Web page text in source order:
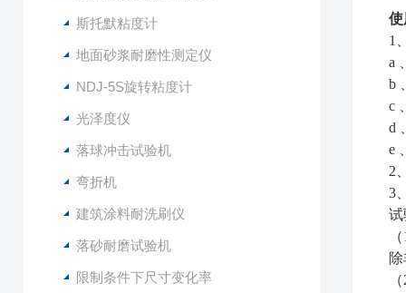
斯托默粘度计
地面砂浆耐磨性测定仪
NDJ-5S旋转粘度计
光泽度仪
落球冲击试验机
弯折机
建筑涂料耐洗刷仪
落砂耐磨试验机
限制条件下尺寸变化率
使
1
a
b
c
d
e
2
3
试
（
（